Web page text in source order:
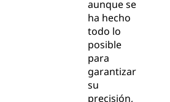
aunque se
ha hecho
todo lo
posible
para
garantizar
su
precisión,